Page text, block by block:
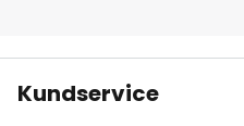
Kundservice